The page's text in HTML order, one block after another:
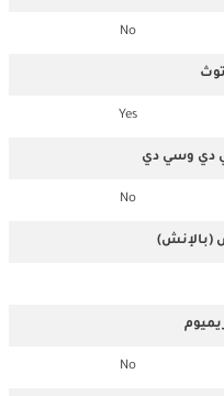
No
Yes
دي وسي دي
No
No